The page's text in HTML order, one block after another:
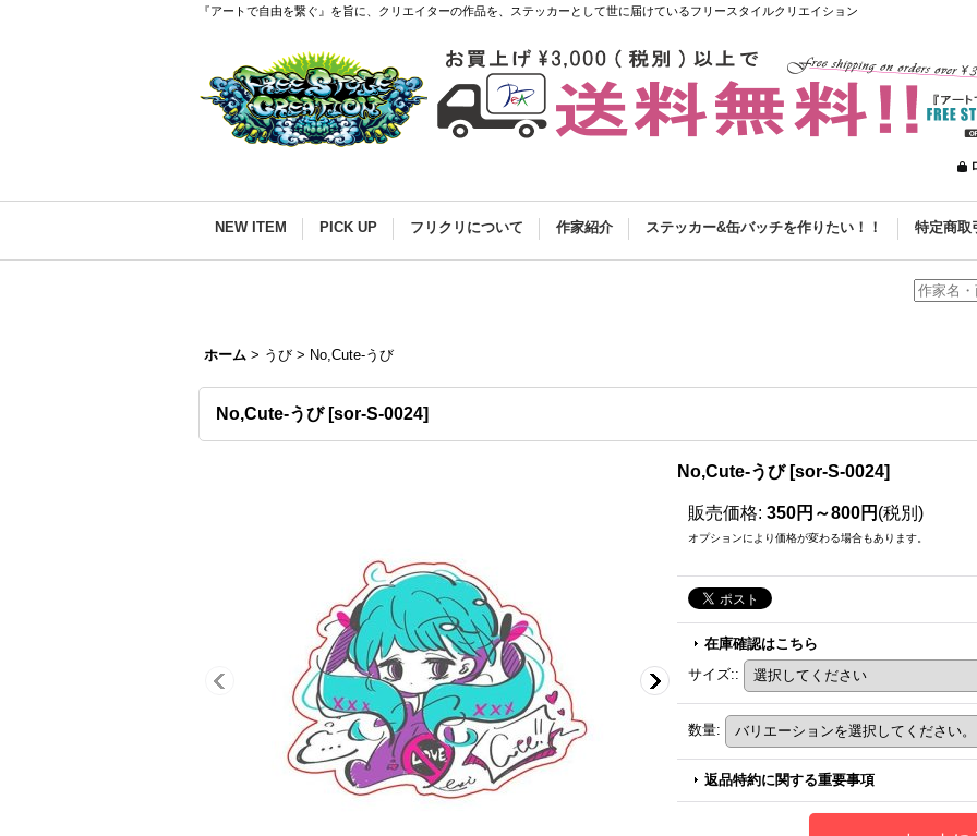
『アートで自由を繋ぐ』を旨に、クリエイターの作品を、ステッカーとして世に届けているフリースタイルクリエイション
NEW ITEM PICK UP フリクリについて 作家紹介 ステッカー&缶バッチを作りたい！！ 特定商取
ホーム > うび > No,Cute-うび
No,Cute-うび [sor-S-0024]
No,Cute-うび [sor-S-0024]
販売価格: 350円～800円 (税別)
オプションにより価格が変わる場合もあります。
在庫確認はこちら
サイズ::
数量:
返品特約に関する重要事項